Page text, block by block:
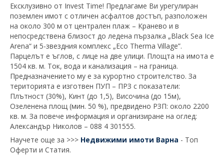
Ексклузивно от Invest Time! Предлагаме Ви урегулиран
поземлен имот с отличен асфалтов достъп, разположен
на около 300 м от централен плаж – Кранево и в
непосредствена близост до ледена пързалка „Black Sea Ice
Arena“ и 5-звездния комплекс „Eco Therma Village”.
Парцелът е ъглов, с лице на две улици. Площта на имота е
1504 кв. м. Tок, вода и канализация – на граница.
Предназначението му е за курортно строителство. За
територията е изготвен ПУП – ПРЗ с показатели:
Плътност (30%), Кинт (до 1,5), Височина (до 15м),
Озеленена площ (мин. 50 %), предвидено РЗП: около 2200
кв. м. За повече информация и организиране на оглед:
Александър Николов – 088 4 301555.
Научете още за >>> Недвижими имоти Варна - Топ
Оферти и Статия.